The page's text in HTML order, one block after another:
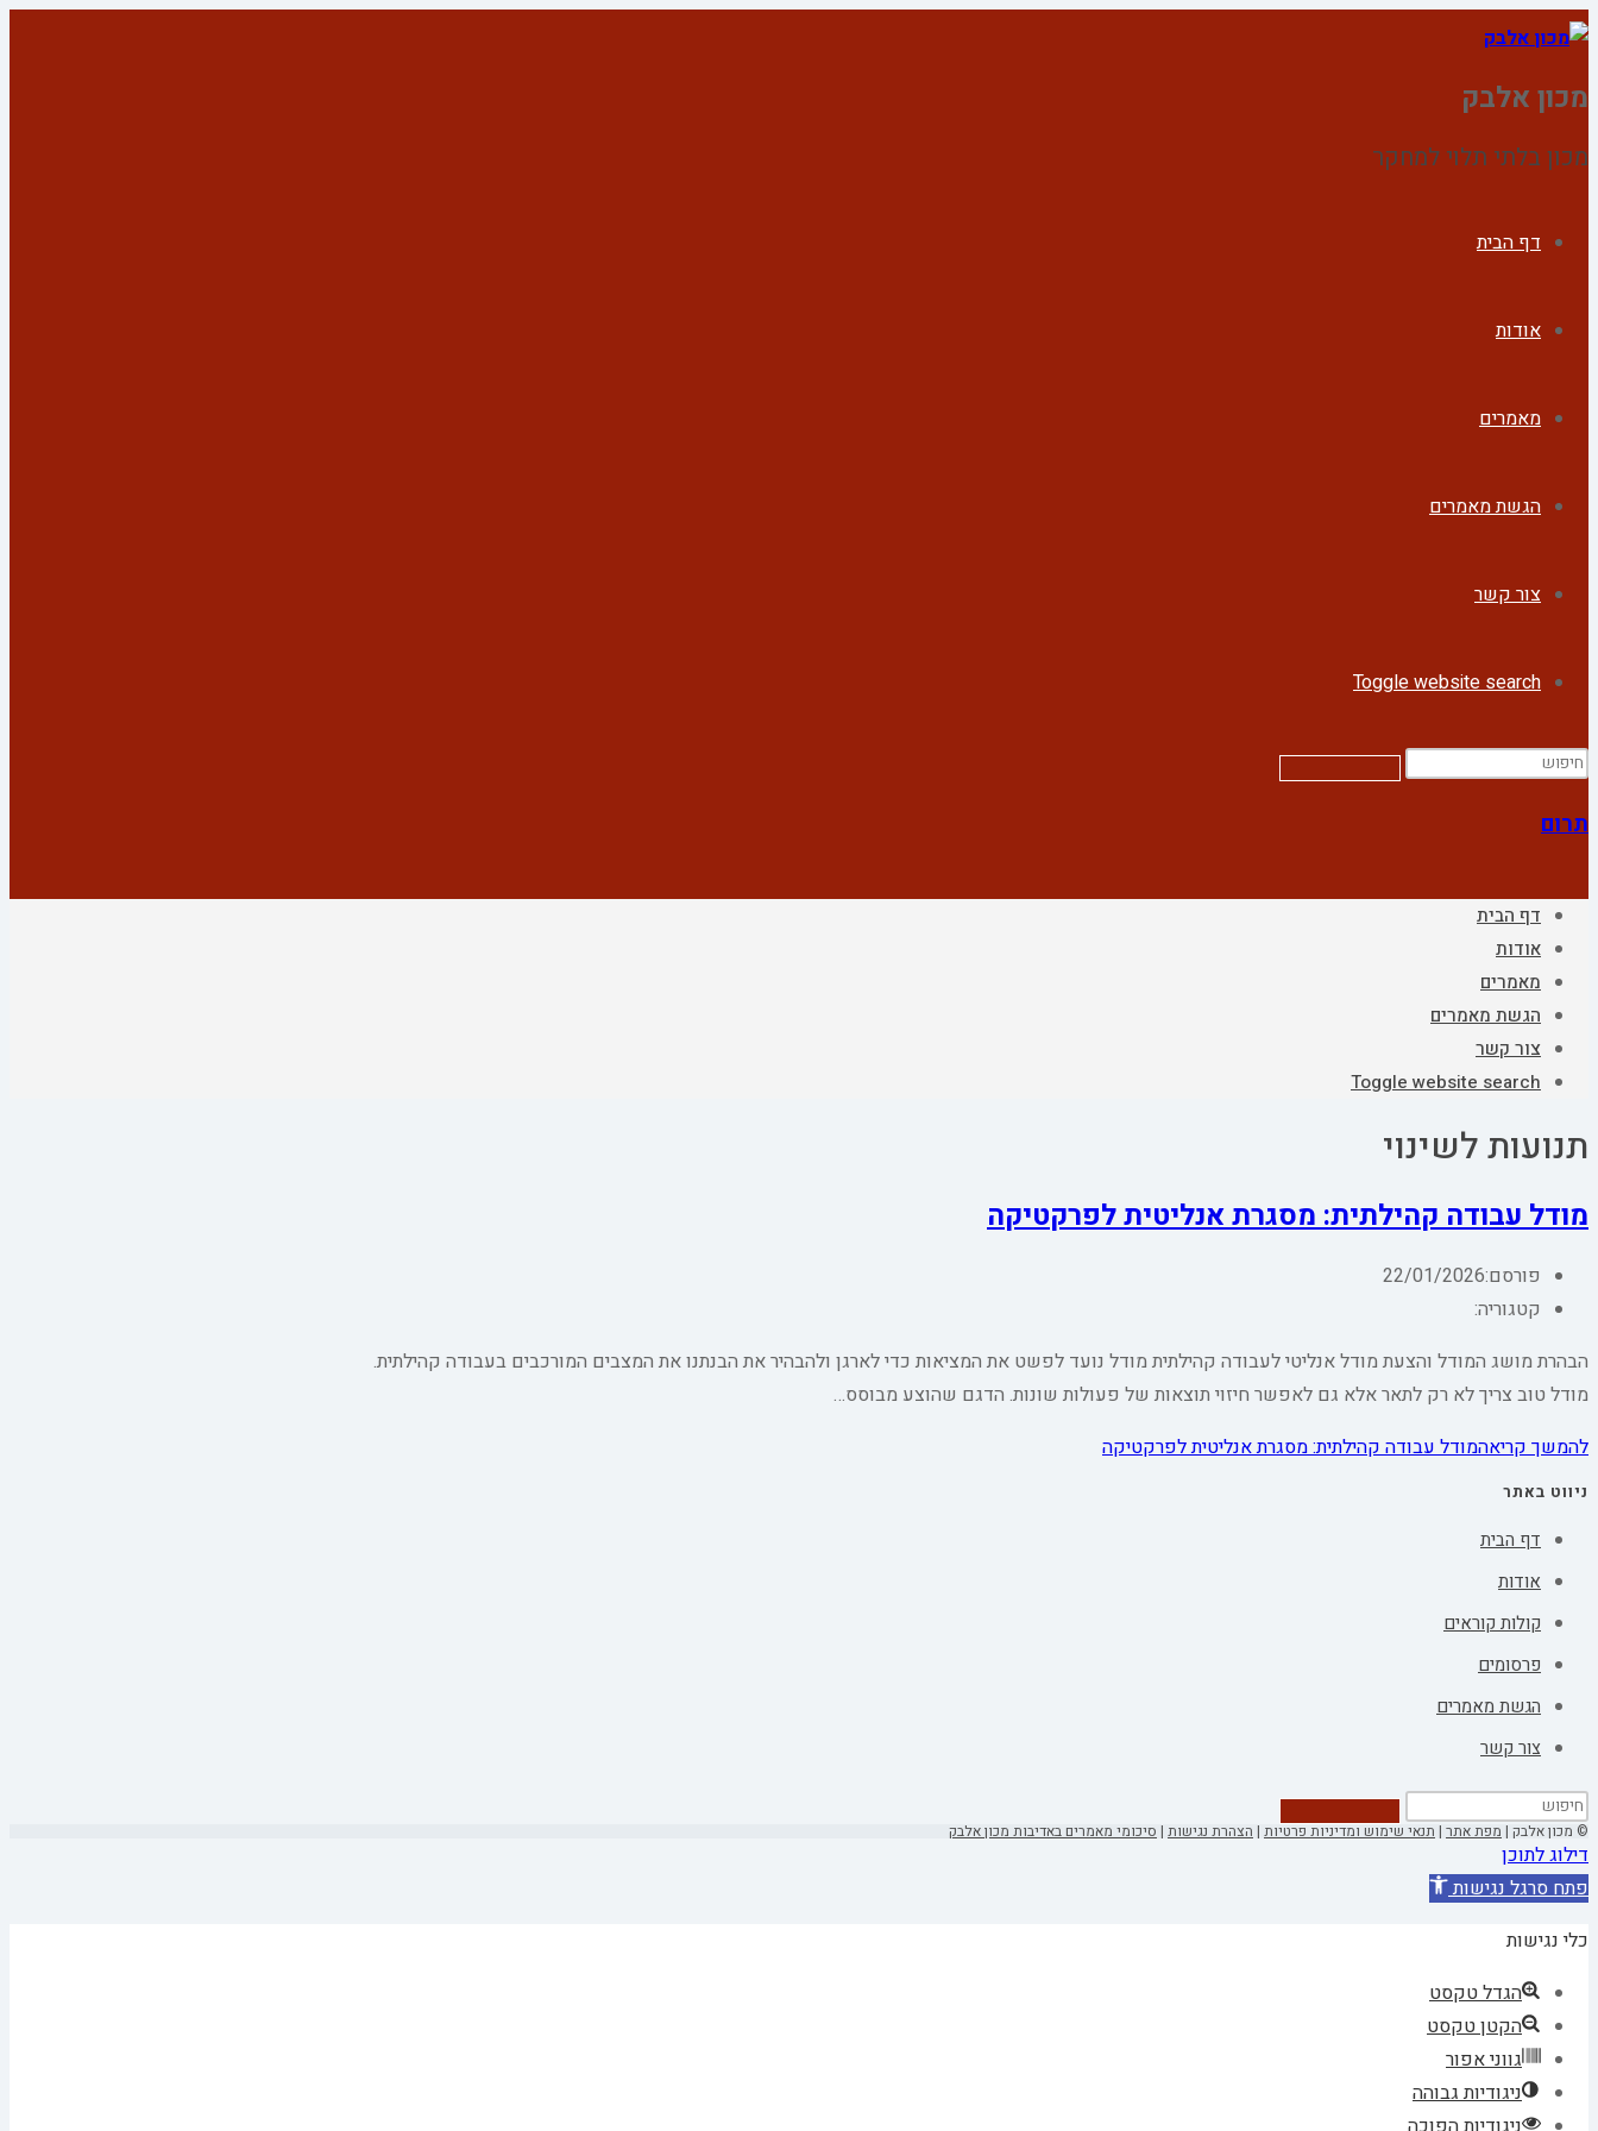
מכון אלבק
מכון בלתי תלוי למחקר
דף הבית
אודות
מאמרים
הגשת מאמרים
צור קשר
Toggle website search
תרום
דף הבית
אודות
מאמרים
הגשת מאמרים
צור קשר
Toggle website search
תנועות לשינוי
מודל עבודה קהילתית: מסגרת אנליטית לפרקטיקה
פורסם:22/01/2026
קטגוריה:
הבהרת מושג המודל והצעת מודל אנליטי לעבודה קהילתית מודל נועד לפשט את המציאות כדי לארגן ולהבהיר את הבנתנו את המצבים המורכבים בעבודה קהילתית.
מודל טוב צריך לא רק לתאר אלא גם לאפשר חיזוי תוצאות של פעולות שונות. הדגם שהוצע מבוסס…
להמשך קריאהמודל עבודה קהילתית: מסגרת אנליטית לפרקטיקה
ניווט באתר
דף הבית
אודות
קולות קוראים
פרסומים
הגשת מאמרים
צור קשר
© מכון אלבק | מפת אתר | תנאי שימוש ומדיניות פרטיות | הצהרת נגישות | סיכומי מאמרים באדיבות מכון אלבק
דילוג לתוכן
פתח סרגל נגישות
כלי נגישות
הגדל טקסט
הקטן טקסט
גווני אפור
ניגודיות גבוהה